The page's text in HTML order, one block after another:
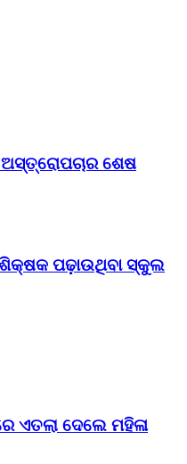
ଶେଷ
ପଢ଼ାଉଥିବା ସ୍କୁଲ
ଏତଲା ଦେଲେ ମହିଳା